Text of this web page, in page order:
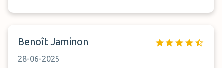
Benoît Jaminon
28-06-2026